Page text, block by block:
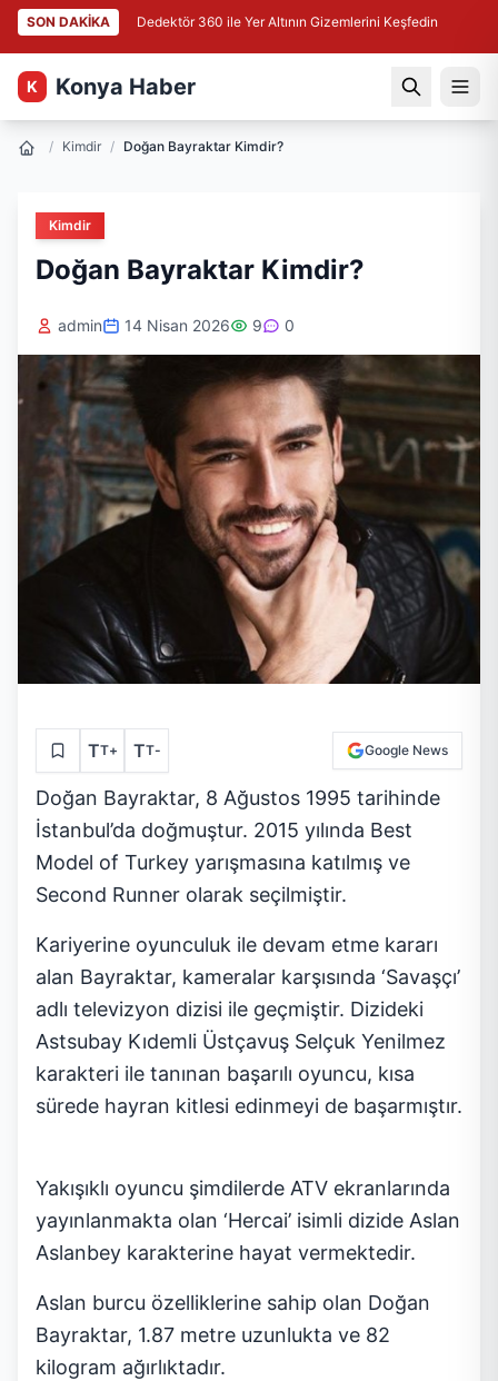
SON DAKİKA Dedektör 360 ile Yer Altının Gizemlerini Keşfedin
K Konya Haber
/ Kimdir / Doğan Bayraktar Kimdir?
Kimdir
Doğan Bayraktar Kimdir?
admin 14 Nisan 2026 9 0
TT+ TT- Google News
Doğan Bayraktar, 8 Ağustos 1995 tarihinde
İstanbul’da doğmuştur. 2015 yılında Best
Model of Turkey yarışmasına katılmış ve
Second Runner olarak seçilmiştir.
Kariyerine oyunculuk ile devam etme kararı
alan Bayraktar, kameralar karşısında ‘Savaşçı’
adlı televizyon dizisi ile geçmiştir. Dizideki
Astsubay Kıdemli Üstçavuş Selçuk Yenilmez
karakteri ile tanınan başarılı oyuncu, kısa
sürede hayran kitlesi edinmeyi de başarmıştır.
Yakışıklı oyuncu şimdilerde ATV ekranlarında
yayınlanmakta olan ‘Hercai’ isimli dizide Aslan
Aslanbey karakterine hayat vermektedir.
Aslan burcu özelliklerine sahip olan Doğan
Bayraktar, 1.87 metre uzunlukta ve 82
kilogram ağırlıktadır.